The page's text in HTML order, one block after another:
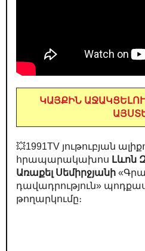
ԿԱՅՔԻՆ
💥1991TV յութուբյան
հրապարակախոս Լևոն
Առաքել Սեմիրջյանի
դավադրություն»
թողարկումը։